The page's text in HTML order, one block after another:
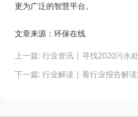
更为广泛的智慧平台。
文章来源：环保在线
navigation